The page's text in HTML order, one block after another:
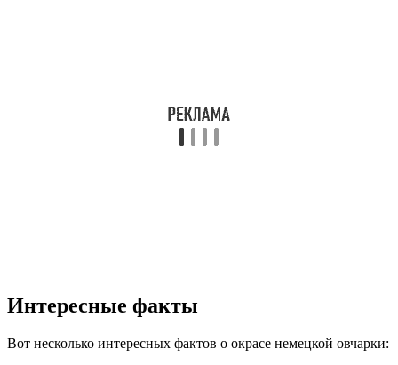
Интересные факты
Вот несколько интересных фактов о окрасе немецкой овчарки: